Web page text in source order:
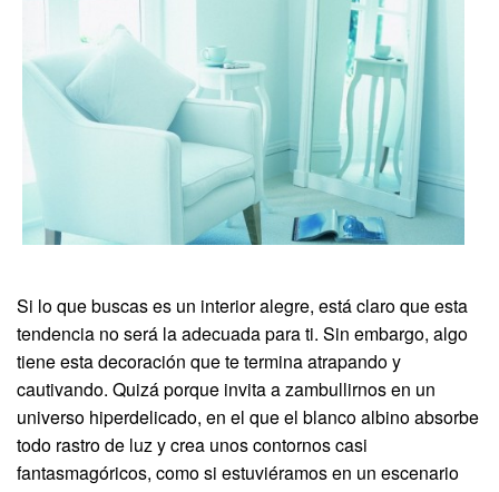
Si lo que buscas es un interior alegre, está claro que esta
tendencia no será la adecuada para ti. Sin embargo, algo
tiene esta decoración que te termina atrapando y
cautivando. Quizá porque invita a zambullirnos en un
universo hiperdelicado, en el que el blanco albino absorbe
todo rastro de luz y crea unos contornos casi
fantasmagóricos, como si estuviéramos en un escenario